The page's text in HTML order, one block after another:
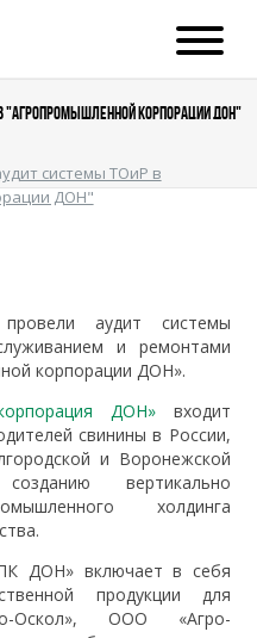
"АГРОПРОМЫШЛЕННОЙ КОРПОРАЦИИ ДОН"
системы ТОиР в
ДОН"
аудит системы
и ремонтами
корпорации ДОН».
ДОН»входит
свинины в России,
и Воронежской
вертикально
холдинга
ДОН» включает в себя
продукции для
Оскол», ООО «Агро-